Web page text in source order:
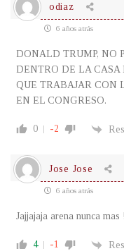
odiaz
6 años atrás
DONALD TRUMP, NO
DENTRO DE LA
QUE TRABAJAR CON
EN EL CONGRESO.
0 -2
Jose Jose
6 años atrás
Jajjajaja arena nunca
4 -1